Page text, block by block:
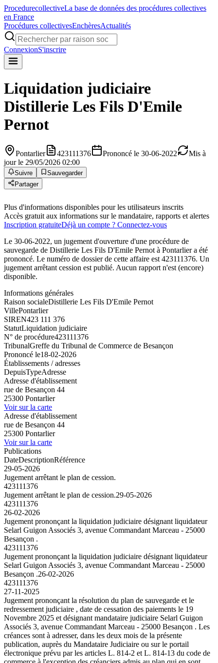
ProcedurecollectiveLa base de données des procédures collectives
en France
Procédures collectivesEnchèresActualités
ConnexionS'inscrire
Liquidation judiciaire
Distillerie Les Fils D'Emile
Pernot
Pontarlier 423111376 Prononcé le 30-06-2022
Mis à
jour le 29/05/2026 02:00
Suivre
Sauvegarder
Partager
Plus d'informations disponibles pour les utilisateurs inscrits
Accès gratuit aux informations sur le mandataire, rapports et alertes
Inscription gratuiteDéjà un compte ? Connectez-vous
Le 30-06-2022, un jugement d'ouverture d'une procédure de
sauvegarde de Distillerie Les Fils D'Emile Pernot à Pontarlier a été
prononcé. Le numéro de dossier de cette affaire est 423111376. Un
jugement arrêtant cession est publié. Aucun rapport n'est (encore)
disponible.
Informations générales
Raison socialeDistillerie Les Fils D'Emile Pernot
VillePontarlier
SIREN423 111 376
StatutLiquidation judiciaire
N° de procédure423111376
TribunalGreffe du Tribunal de Commerce de Besançon
Prononcé le18-02-2026
Établissements / adresses
DepuisTypeAdresse
Adresse d'établissement
rue de Besançon 44
25300 Pontarlier
Voir sur la carte
Adresse d'établissement
rue de Besançon 44
25300 Pontarlier
Voir sur la carte
Publications
DateDescriptionRéférence
29-05-2026
Jugement arrêtant le plan de cession.
423111376
Jugement arrêtant le plan de cession.29-05-2026
423111376
26-02-2026
Jugement prononçant la liquidation judiciaire désignant liquidateur
Selarl Guigon Associés 3, avenue Commandant Marceau - 25000
Besançon .
423111376
Jugement prononçant la liquidation judiciaire désignant liquidateur
Selarl Guigon Associés 3, avenue Commandant Marceau - 25000
Besançon .26-02-2026
423111376
27-11-2025
Jugement prononçant la résolution du plan de sauvegarde et le
redressement judiciaire , date de cessation des paiements le 19
Novembre 2025 et désignant mandataire judiciaire Selarl Guigon
Associés 3, avenue Commandant Marceau - 25000 Besançon . Les
créances sont à adresser, dans les deux mois de la présente
publication, auprès du Mandataire Judiciaire ou sur le portail
électronique prévu par les articles L. 814-2 et L. 814-13 du code de